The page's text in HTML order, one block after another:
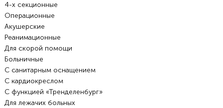
4-х секционные
Операционные
Акушерские
Реанимационные
Для скорой помощи
Больничные
С санитарным оснащением
С кардиокреслом
С функцией «Тренделенбург»
Для лежачих больных